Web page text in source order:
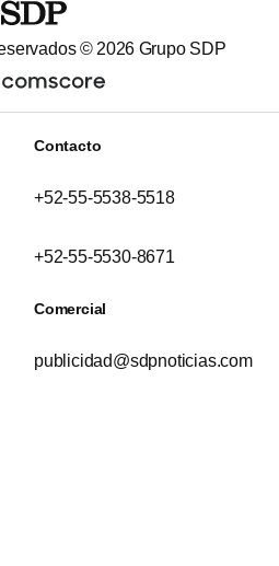
© 2026 Grupo SDP
Contacto
+52-55-5538-5518
+52-55-5530-8671
Comercial
publicidad@sdpnoticias.com